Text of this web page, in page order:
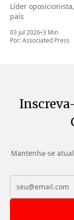
Líder
país
03 jul 2026•3 Min
Por:Associated Press
Mantenha-se